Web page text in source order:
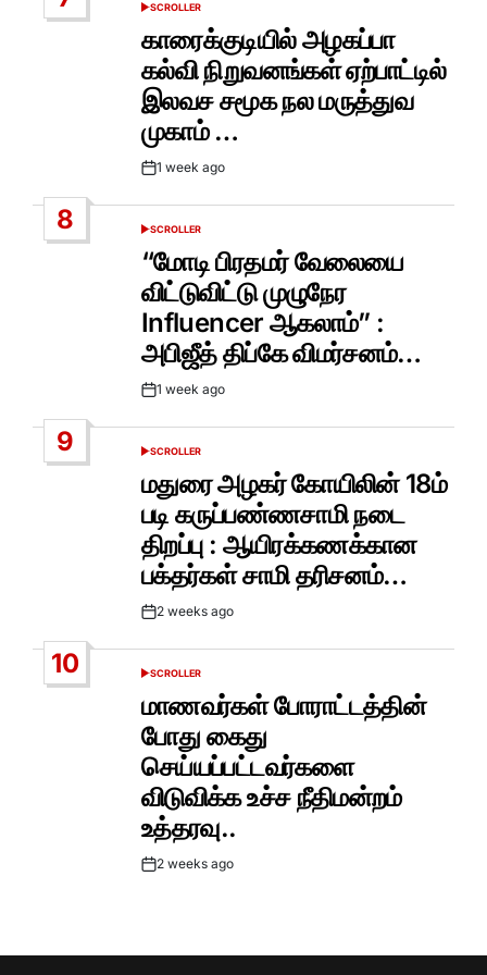
POSTED
SCROLLER
காரைக்குடியில் அழகப்பா
கல்வி நிறுவனங்கள் ஏற்பாட்டில்
இலவச சமூக நல மருத்துவ
முகாம் …
Post1 week ago
8
POSTED
IN
SCROLLER
“மோடி பிரதமர் வேலையை
விட்டுவிட்டு முழுநேர
Influencer ஆகலாம்” :
அபிஜீத் திப்கே விமர்சனம்…
Post1 week ago
9
POSTED
SCROLLER
மதுரை அழகர் கோயிலின் 18ம்
படி கருப்பண்ணசாமி நடை
திறப்பு : ஆயிரக்கணக்கான
பக்தர்கள் சாமி தரிசனம்…
Post2 weeks ago
10
POSTED
SCROLLER
மாணவர்கள் போராட்டத்தின்
போது கைது
செய்யப்பட்டவர்களை
விடுவிக்க உச்ச நீதிமன்றம்
உத்தரவு..
Post2 weeks ago